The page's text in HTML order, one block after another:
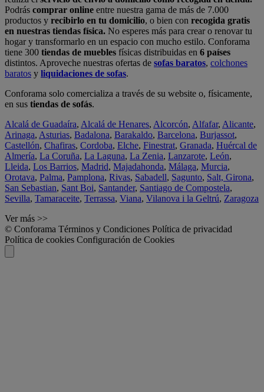
Podrás comprar online entre nuestra gama de más de 7.000
productos y recibirlo en tu domicilio, o bien con recogida gratis
en nuestras tiendas física. No esperes más para crear o renovar tu
hogar y transformarlo en un espacio con mucho estilo. Conforama
tiene 300 tiendas de muebles físicas distribuidas en 6 países
distintos. Aproveche nuestras ofertas de sofas baratos, colchones
baratos y liquidaciones de sofas.
Conforama solo comercializa a través de su website o, físicamente,
en sus tiendas de sofás.
Alcalá de Guadaíra, Alcalá de Henares, Alcorcón, Alfafar, Alicante,
Arinaga, Asturias, Badalona, Barakaldo, Barcelona, Burjassot,
Castellón, Chafiras, Cordoba, Elche, Finestrat, Granada, Huércal de
Almería, La Coruña, La Laguna, La Zenia, Lanzarote, León,
Lleida, Los Barrios, Madrid, Majadahonda, Málaga, Murcia,
Orotava, Palma, Pamplona, Rivas, Sabadell, Sagunto, Salt, Girona,
San Sebastian, Sant Boi, Santander, Santiago de Compostela,
Sevilla, Tamaraceite, Terrassa, Viana, Vilanova i la Geltrú, Zaragoza
Ver más >>
© Conforama Términos y Condiciones Política de privacidad
Política de cookies Configuración de Cookies